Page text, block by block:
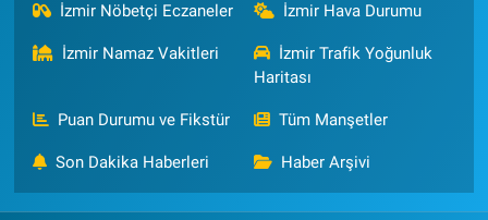
İzmir Nöbetçi Eczaneler İzmir Hava Durumu
İzmir Namaz Vakitleri
İzmir Trafik Yoğunluk
Haritası
Puan Durumu ve Fikstür Tüm Manşetler
Son Dakika Haberleri Haber Arşivi